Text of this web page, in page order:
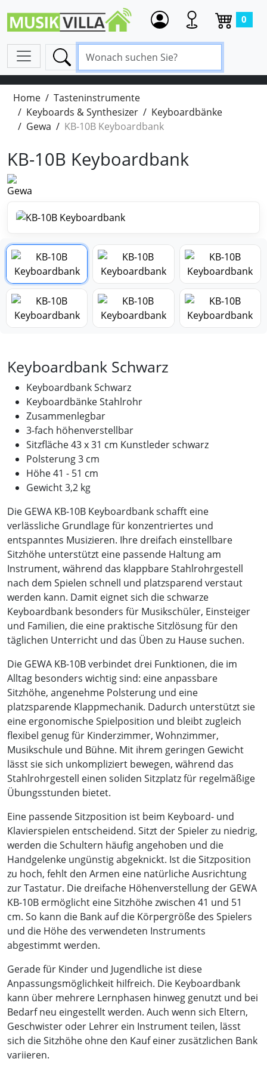
0
Home
Tasteninstrumente
Keyboards & Synthesizer
Keyboardbänke
Gewa
KB-10B Keyboardbank
KB-10B Keyboardbank
Keyboardbank Schwarz
Keyboardbank Schwarz
Keyboardbänke Stahlrohr
Zusammenlegbar
3-fach höhenverstellbar
Sitzfläche 43 x 31 cm Kunstleder schwarz
Polsterung 3 cm
Höhe 41 - 51 cm
Gewicht 3,2 kg
Die GEWA KB-10B Keyboardbank schafft eine
verlässliche Grundlage für konzentriertes und
entspanntes Musizieren. Ihre dreifach einstellbare
Sitzhöhe unterstützt eine passende Haltung am
Instrument, während das klappbare Stahlrohrgestell
nach dem Spielen schnell und platzsparend verstaut
werden kann. Damit eignet sich die schwarze
Keyboardbank besonders für Musikschüler, Einsteiger
und Familien, die eine praktische Sitzlösung für den
täglichen Unterricht und das Üben zu Hause suchen.
Die GEWA KB-10B verbindet drei Funktionen, die im
Alltag besonders wichtig sind: eine anpassbare
Sitzhöhe, angenehme Polsterung und eine
platzsparende Klappmechanik. Dadurch unterstützt sie
eine ergonomische Spielposition und bleibt zugleich
flexibel genug für Kinderzimmer, Wohnzimmer,
Musikschule und Bühne. Mit ihrem geringen Gewicht
lässt sie sich unkompliziert bewegen, während das
Stahlrohrgestell einen soliden Sitzplatz für regelmäßige
Übungsstunden bietet.
Eine passende Sitzposition ist beim Keyboard- und
Klavierspielen entscheidend. Sitzt der Spieler zu niedrig,
werden die Schultern häufig angehoben und die
Handgelenke ungünstig abgeknickt. Ist die Sitzposition
zu hoch, fehlt den Armen eine natürliche Ausrichtung
zur Tastatur. Die dreifache Höhenverstellung der GEWA
KB-10B ermöglicht eine Sitzhöhe zwischen 41 und 51
cm. So kann die Bank auf die Körpergröße des Spielers
und die Höhe des verwendeten Instruments
abgestimmt werden.
Gerade für Kinder und Jugendliche ist diese
Anpassungsmöglichkeit hilfreich. Die Keyboardbank
kann über mehrere Lernphasen hinweg genutzt und bei
Bedarf neu eingestellt werden. Auch wenn sich Eltern,
Geschwister oder Lehrer ein Instrument teilen, lässt
sich die Sitzhöhe ohne den Kauf einer zusätzlichen Bank
variieren.